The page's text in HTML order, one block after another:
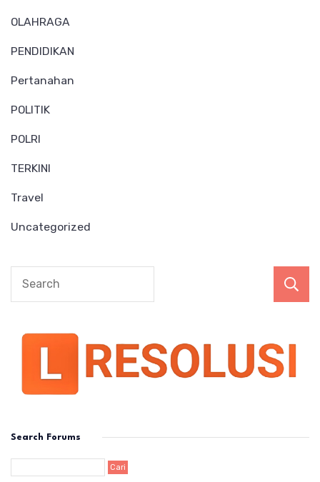
OLAHRAGA
PENDIDIKAN
Pertanahan
POLITIK
POLRI
TERKINI
Travel
Uncategorized
Search Forums